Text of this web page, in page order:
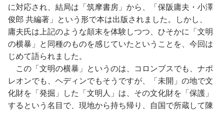
に対応され、結局は「筑摩書房」から、「保阪庸夫・小澤
俊郎 共編著」という形で本は出版されました。しかし、
庸夫氏は上記のような顛末を体験しつつ、ひそかに「文明
の横暴」と同種のものを感じていたということを、今回は
じめて語られました。
この「文明の横暴」というのは、コロンブスでも、ナポ
レオンでも、ヘディンでもそうですが、「未開」の地で文
化財を「発掘」した「文明人」は、その文化財を「保護」
するという名目で、現地から持ち帰り、自国で所蔵して陳